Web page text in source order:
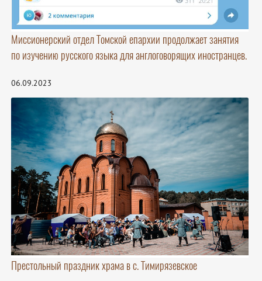
Миссионерский отдел Томской епархии продолжает занятия
по изучению русского языка для англоговорящих иностранцев.
06.09.2023
Престольный праздник храма в с. Тимирязевское